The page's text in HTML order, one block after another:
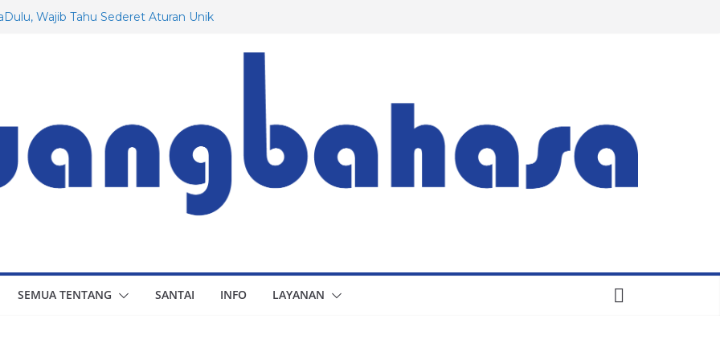
Wajib Tahu Sederet Aturan Unik
Berapa Besaran Gaji Minimum di 20
SEMUA TENTANG SANTAI INFO LAYANAN